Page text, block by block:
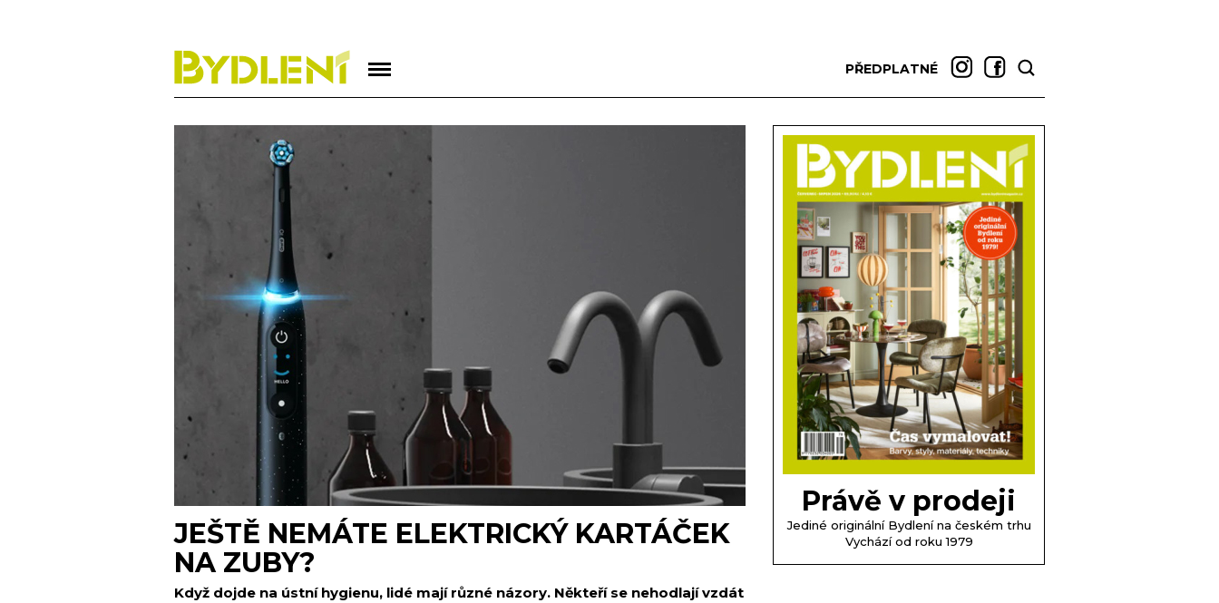
PŘEDPLATNÉ
JEŠTĚ NEMÁTE ELEKTRICKÝ KARTÁČEK
NA ZUBY?
Když dojde na ústní hygienu, lidé mají různé názory. Někteří se nehodlají vzdát
Právě v prodeji
Jediné originální Bydlení na českém trhu
Vychází od roku 1979